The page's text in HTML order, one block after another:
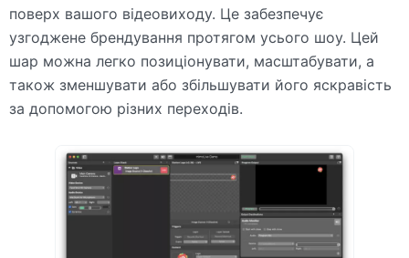
поверх вашого відеовиходу. Це забезпечує
узгоджене брендування протягом усього шоу. Цей
шар можна легко позиціонувати, масштабувати, а
також зменшувати або збільшувати його яскравість
за допомогою різних переходів.